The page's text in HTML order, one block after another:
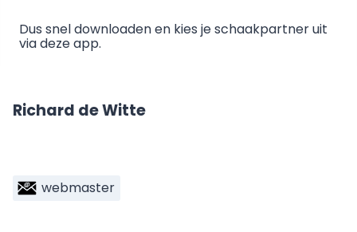
Dus snel downloaden en kies je schaakpartner uit
via deze app.
Richard de Witte
webmaster